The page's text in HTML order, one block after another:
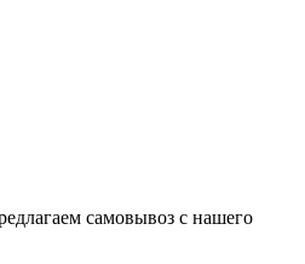
самовывоз с нашего